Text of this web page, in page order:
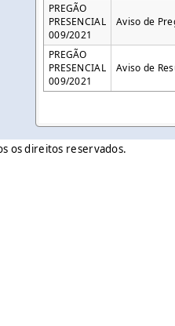
PREGÃO
PRESENCIAL
009/2021
Aviso de
PREGÃO
PRESENCIAL
009/2021
Aviso de
os direitos reservados.